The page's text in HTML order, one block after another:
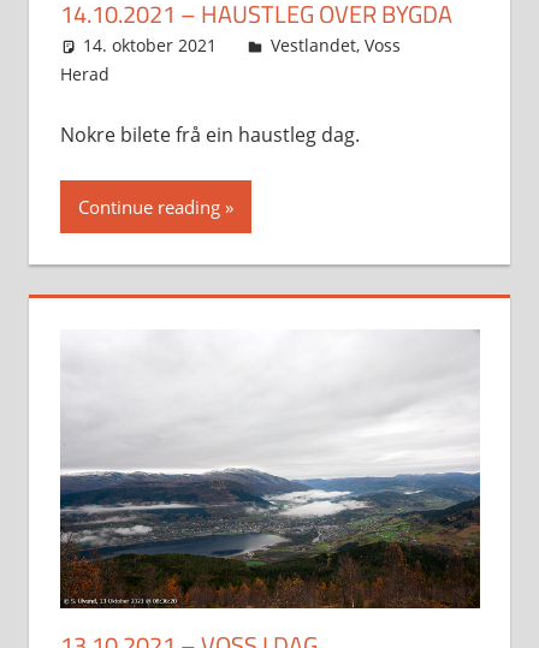
14.10.2021 – HAUSTLEG OVER BYGDA
14. oktober 2021 Svein
Vestlandet, Voss
Herad
Nokre bilete frå ein haustleg dag.
Continue reading